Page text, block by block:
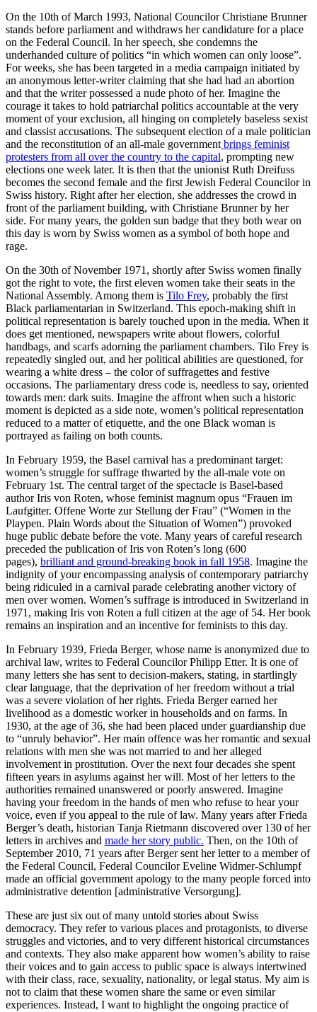
On the 10th of March 1993, National Councilor Christiane Brunner
stands before parliament and withdraws her candidature for a place
on the Federal Council. In her speech, she condemns the
underhanded culture of politics “in which women can only loose”.
For weeks, she has been targeted in a media campaign initiated by
an anonymous letter-writer claiming that she had had an abortion
and that the writer possessed a nude photo of her. Imagine the
courage it takes to hold patriarchal politics accountable at the very
moment of your exclusion, all hinging on completely baseless sexist
and classist accusations. The subsequent election of a male politician
and the reconstitution of an all-male government brings feminist
protesters from all over the country to the capital, prompting new
elections one week later. It is then that the unionist Ruth Dreifuss
becomes the second female and the first Jewish Federal Councilor in
Swiss history. Right after her election, she addresses the crowd in
front of the parliament building, with Christiane Brunner by her
side. For many years, the golden sun badge that they both wear on
this day is worn by Swiss women as a symbol of both hope and
rage.
On the 30th of November 1971, shortly after Swiss women finally
got the right to vote, the first eleven women take their seats in the
National Assembly. Among them is Tilo Frey, probably the first
Black parliamentarian in Switzerland. This epoch-making shift in
political representation is barely touched upon in the media. When it
does get mentioned, newspapers write about flowers, colorful
handbags, and scarfs adorning the parliament chambers. Tilo Frey is
repeatedly singled out, and her political abilities are questioned, for
wearing a white dress – the color of suffragettes and festive
occasions. The parliamentary dress code is, needless to say, oriented
towards men: dark suits. Imagine the affront when such a historic
moment is depicted as a side note, women’s political representation
reduced to a matter of etiquette, and the one Black woman is
portrayed as failing on both counts.
In February 1959, the Basel carnival has a predominant target:
women’s struggle for suffrage thwarted by the all-male vote on
February 1st. The central target of the spectacle is Basel-based
author Iris von Roten, whose feminist magnum opus “Frauen im
Laufgitter. Offene Worte zur Stellung der Frau” (“Women in the
Playpen. Plain Words about the Situation of Women”) provoked
huge public debate before the vote. Many years of careful research
preceded the publication of Iris von Roten’s long (600
pages), brilliant and ground-breaking book in fall 1958. Imagine the
indignity of your encompassing analysis of contemporary patriarchy
being ridiculed in a carnival parade celebrating another victory of
men over women. Women’s suffrage is introduced in Switzerland in
1971, making Iris von Roten a full citizen at the age of 54. Her book
remains an inspiration and an incentive for feminists to this day.
In February 1939, Frieda Berger, whose name is anonymized due to
archival law, writes to Federal Councilor Philipp Etter. It is one of
many letters she has sent to decision-makers, stating, in startlingly
clear language, that the deprivation of her freedom without a trial
was a severe violation of her rights. Frieda Berger earned her
livelihood as a domestic worker in households and on farms. In
1930, at the age of 36, she had been placed under guardianship due
to “unruly behavior”. Her main offence was her romantic and sexual
relations with men she was not married to and her alleged
involvement in prostitution. Over the next four decades she spent
fifteen years in asylums against her will. Most of her letters to the
authorities remained unanswered or poorly answered. Imagine
having your freedom in the hands of men who refuse to hear your
voice, even if you appeal to the rule of law. Many years after Frieda
Berger’s death, historian Tanja Rietmann discovered over 130 of her
letters in archives and made her story public. Then, on the 10th of
September 2010, 71 years after Berger sent her letter to a member of
the Federal Council, Federal Councilor Eveline Widmer-Schlumpf
made an official government apology to the many people forced into
administrative detention [administrative Versorgung].
These are just six out of many untold stories about Swiss
democracy. They refer to various places and protagonists, to diverse
struggles and victories, and to very different historical circumstances
and contexts. They also make apparent how women’s ability to raise
their voices and to gain access to public space is always intertwined
with their class, race, sexuality, nationality, or legal status. My aim is
not to claim that these women share the same or even similar
experiences. Instead, I want to highlight the ongoing practice of